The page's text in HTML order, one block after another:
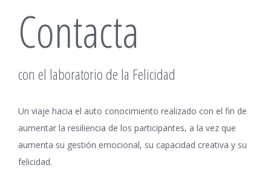
Contacta
con el laboratorio de la Felicidad
Un viaje hacia el auto conocimiento realizado con el fin de
aumentar la resiliencia de los participantes, a la vez que
aumenta su gestión emocional, su capacidad creativa y su
felicidad.